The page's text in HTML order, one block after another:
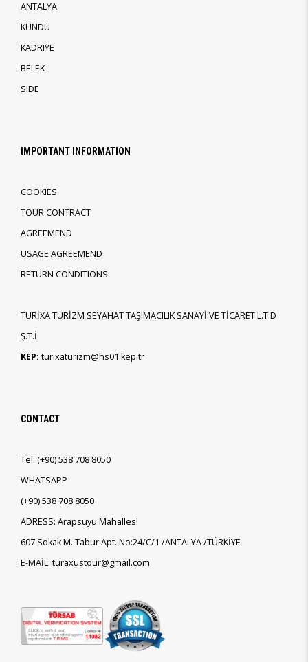
ANTALYA
KUNDU
KADRIYE
BELEK
SIDE
IMPORTANT INFORMATION
COOKIES
TOUR CONTRACT
AGREEMEND
USAGE AGREEMEND
RETURN CONDITIONS
TURİXA TURİZM SEYAHAT TAŞIMACILIK SANAYİ VE TİCARET L.T.D
Ş.T.İ
KEP: turixaturizm@hs01.kep.tr
CONTACT
Tel: (+90)538 708 8050
WHATSAPP
(+90)538 708 8050
ADRESS: Arapsuyu Mahallesi
607 Sokak M. Tabur Apt. No:24/C/1 /ANTALYA /TÜRKİYE
E-MAİL: turaxustour@gmail.com